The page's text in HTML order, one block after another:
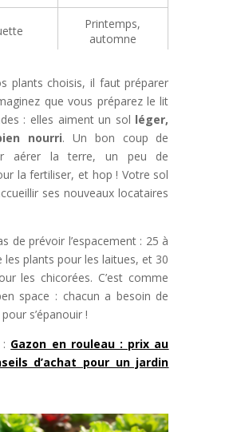
Printemps,
automne
plants choisis, il faut préparer
que vous préparez le lit
: elles aiment un sol léger,
nourri. Un bon coup de
aérer la terre, un peu de
la fertiliser, et hop ! Votre sol
ses nouveaux locataires
de prévoir l’espacement : 25 à
les plants pour les laitues, et 30
les chicorées. C’est comme
space : chacun a besoin de
s’épanouir !
Gazon en rouleau : prix au
d’achat pour un jardin